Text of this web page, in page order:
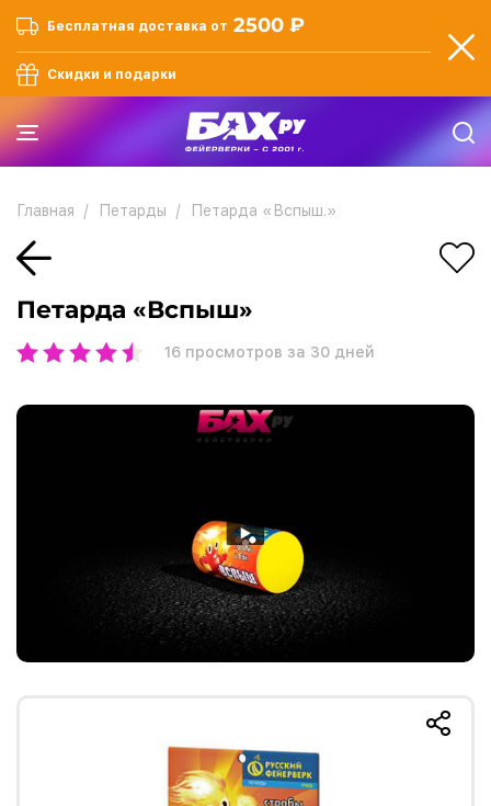
Бесплатная доставка от 2500 ₽
Скидки и подарки
Главная Петарды Петарда «Вспыш.»
Петарда «Вспыш»
16 просмотров за 30 дней